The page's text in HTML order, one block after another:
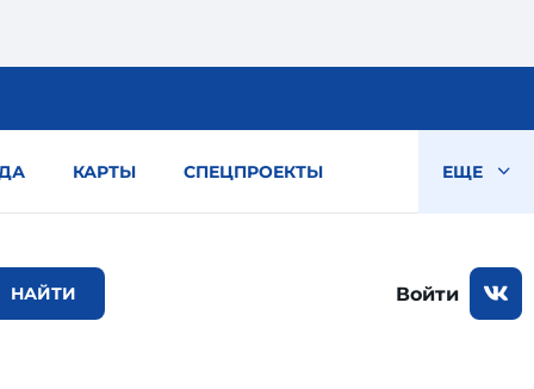
КАРТЫ СПЕЦПРОЕКТЫ ЕЩЕ
Войти